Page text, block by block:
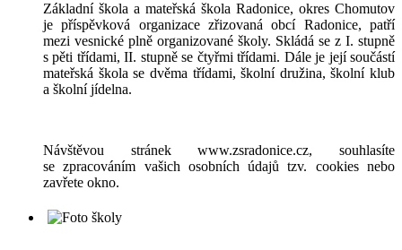
Základní škola a mateřská škola Radonice, okres Chomutov
je příspěvková organizace zřizovaná obcí Radonice, patří
mezi vesnické plně organizované školy. Skládá se z I. stupně
s pěti třídami, II. stupně se čtyřmi třídami. Dále je její součástí
mateřská škola se dvěma třídami, školní družina, školní klub
a školní jídelna.
Návštěvou stránek www.zsradonice.cz, souhlasíte
se zpracováním vašich osobních údajů tzv. cookies nebo
zavřete okno.